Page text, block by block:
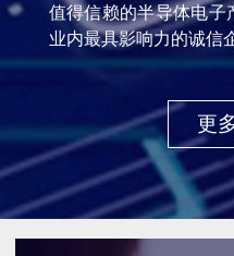
值得信赖的半导体电子
业内最具影响力的诚信
更